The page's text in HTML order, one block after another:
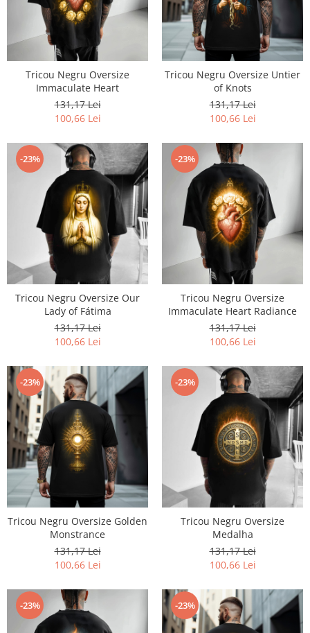
Bluze X-mas
Hanorace Unisex
Tricou Negru Oversize
Immaculate Heart
131,17 Lei
100,66 Lei
Tricou Negru Oversize Untier
of Knots
131,17 Lei
100,66 Lei
-23%
Tricou Negru Oversize Our
Lady of Fátima
131,17 Lei
100,66 Lei
-23%
Tricou Negru Oversize
Immaculate Heart Radiance
131,17 Lei
100,66 Lei
-23%
Tricou Negru Oversize Golden
Monstrance
131,17 Lei
100,66 Lei
-23%
Tricou Negru Oversize
Medalha
131,17 Lei
100,66 Lei
-23% -23%